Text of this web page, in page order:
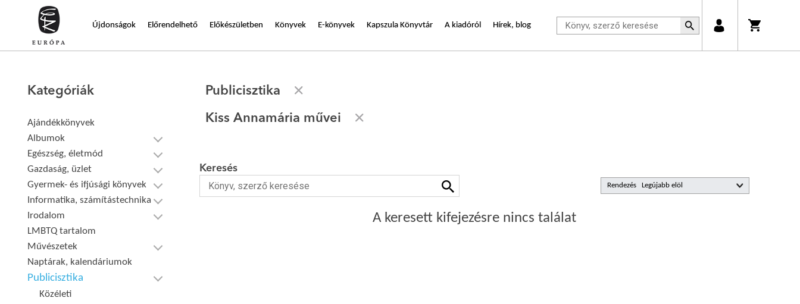
Újdonságok Előrendelhető Előkészületben Könyvek E-könyvek Kapszula Könyvtár A kiadóról Hírek, blog
Kategóriák
Ajándékkönyvek
Albumok
Egészség, életmód
Gazdaság, üzlet
Gyermek- és ifjúsági könyvek
Informatika, számítástechnika
Irodalom
LMBTQ tartalom
Művészetek
Naptárak, kalendáriumok
Publicisztika
Közéleti
Publicisztika
Kiss Annamária művei
Rendezés
Keresés
A keresett kifejezésre nincs találat